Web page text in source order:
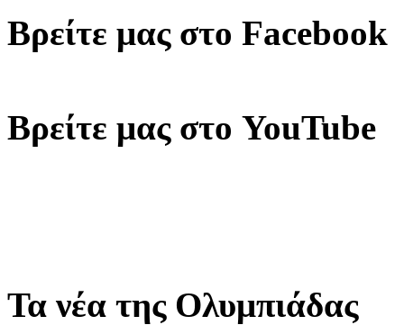
Βρείτε μας στο Facebook
Βρείτε μας στο YouTube
Τα νέα της Ολυμπιάδας